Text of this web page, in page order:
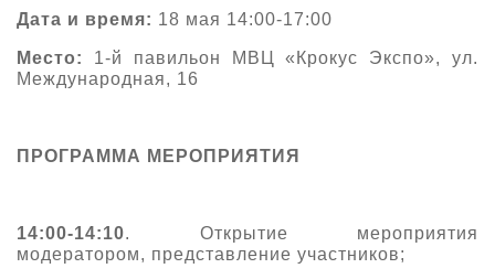
5
(495)
477-
Крокус Экспо
Дата и время: 18 мая 14:00-17:00
Место:
1-й павильон МВЦ «Крокус Экспо», ул.
Международная, 16
ПРОГРАММА МЕРОПРИЯТИЯ
14:00-14:10. Открытие мероприятия
модератором, представление участников;